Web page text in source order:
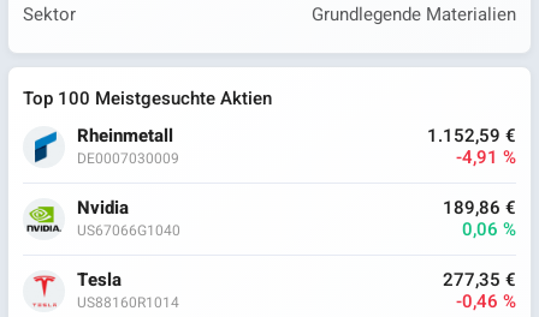
Sektor
Grundlegende Materialien
Top 100 Meistgesuchte Aktien
Rheinmetall
DE0007030009
1.152,59 €
-4,91 %
Nvidia
US67066G1040
189,86 €
0,06 %
Tesla
US88160R1014
277,35 €
-0,46 %